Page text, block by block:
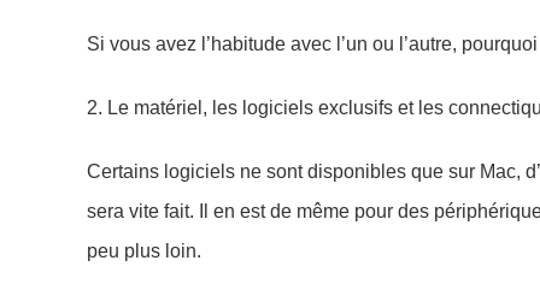
Si vous avez l’habitude avec l’un ou l’autre,
2. Le matériel, les logiciels exclusifs et les
Certains logiciels ne sont disponibles que sur Mac,
sera vite fait. Il en est de même pour des
peu plus loin.